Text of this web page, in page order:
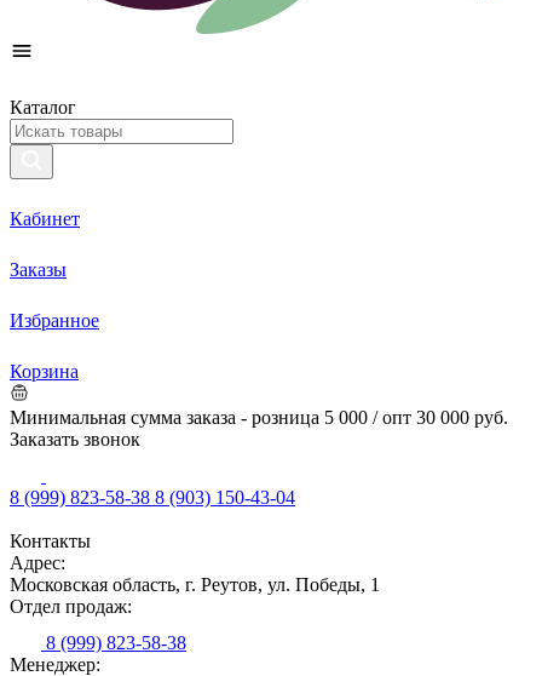
Каталог
Кабинет
Заказы
Избранное
Корзина
Минимальная сумма заказа - розница 5 000 / опт 30 000 руб.
Заказать звонок
8 (999) 823-58-38 8 (903) 150-43-04
Контакты
Адрес:
Московская область, г. Реутов, ул. Победы, 1
Отдел продаж:
8 (999) 823-58-38
Менеджер: